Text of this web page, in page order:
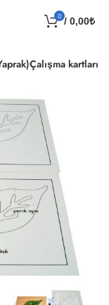
0 / 0,00₺
kartları